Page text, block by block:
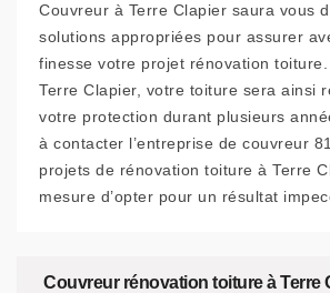
Couvreur à Terre Clapier saura vous
solutions appropriées pour assurer
finesse votre projet rénovation
Terre Clapier, votre toiture sera ainsi
votre protection durant plusieurs
à contacter l’entreprise de couvreur
projets de rénovation toiture à Terre
mesure d’opter pour un résultat
Couvreur rénovation toiture à Terre